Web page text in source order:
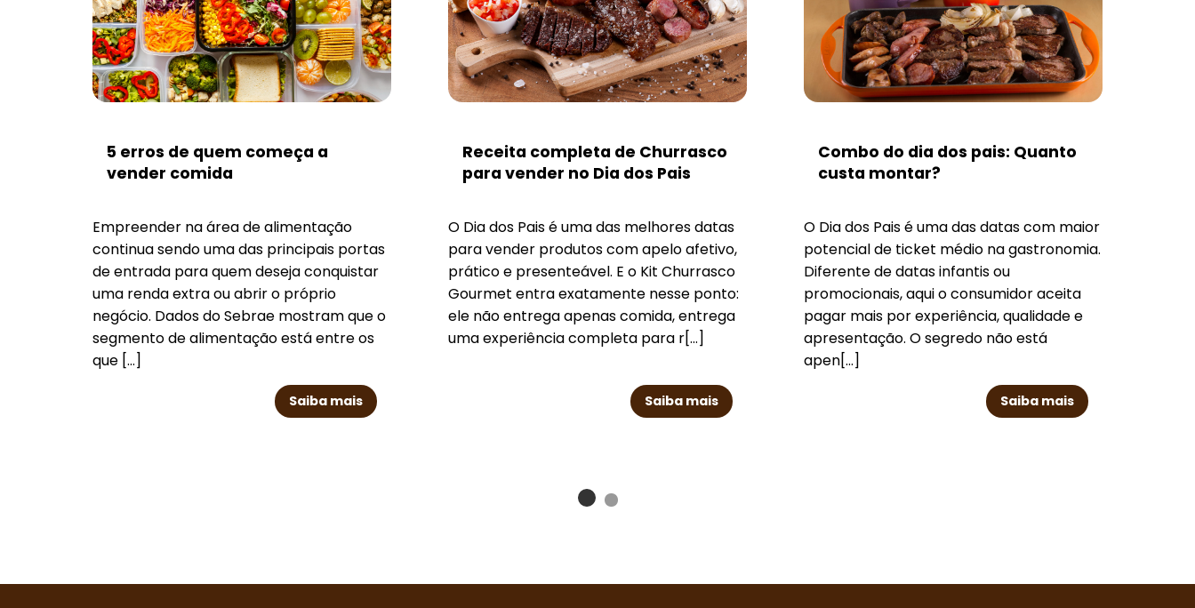
5 erros de quem começa a
vender comida
Empreender na área de alimentação
continua sendo uma das principais portas
de entrada para quem deseja conquistar
uma renda extra ou abrir o próprio
negócio. Dados do Sebrae mostram que o
segmento de alimentação está entre os
que [...]
Saiba mais
Receita completa de Churrasco
para vender no Dia dos Pais
O Dia dos Pais é uma das melhores datas
para vender produtos com apelo afetivo,
prático e presenteável. E o Kit Churrasco
Gourmet entra exatamente nesse ponto:
ele não entrega apenas comida, entrega
uma experiência completa para r[...]
Saiba mais
Combo do dia dos pais: Quanto
custa montar?
O Dia dos Pais é uma das datas com maior
potencial de ticket médio na gastronomia.
Diferente de datas infantis ou
promocionais, aqui o consumidor aceita
pagar mais por experiência, qualidade e
apresentação. O segredo não está
apen[...]
Saiba mais